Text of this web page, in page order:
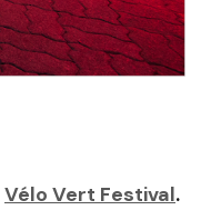
Vélo Vert Festival.